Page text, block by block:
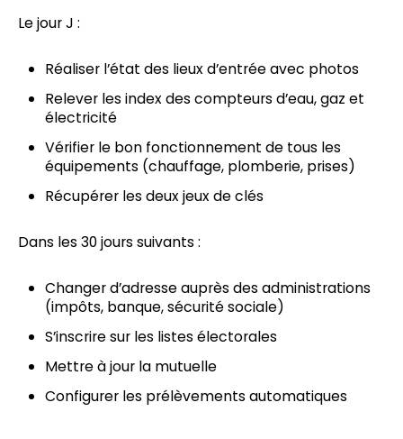
Le jour J :
Réaliser l’état des lieux d’entrée avec photos
Relever les index des compteurs d’eau, gaz et
électricité
Vérifier le bon fonctionnement de tous les
équipements (chauffage, plomberie, prises)
Récupérer les deux jeux de clés
Dans les 30 jours suivants :
Changer d’adresse auprès des administrations
(impôts, banque, sécurité sociale)
S’inscrire sur les listes électorales
Mettre à jour la mutuelle
Configurer les prélèvements automatiques